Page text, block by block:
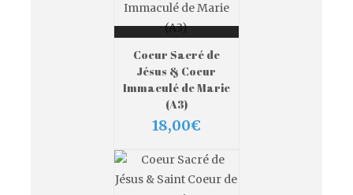
AJOUTER AU
PANIER
VIEW MORE
Coeur Sacré de
Jésus & Coeur
Immaculé de Marie
(A3)
18,00€